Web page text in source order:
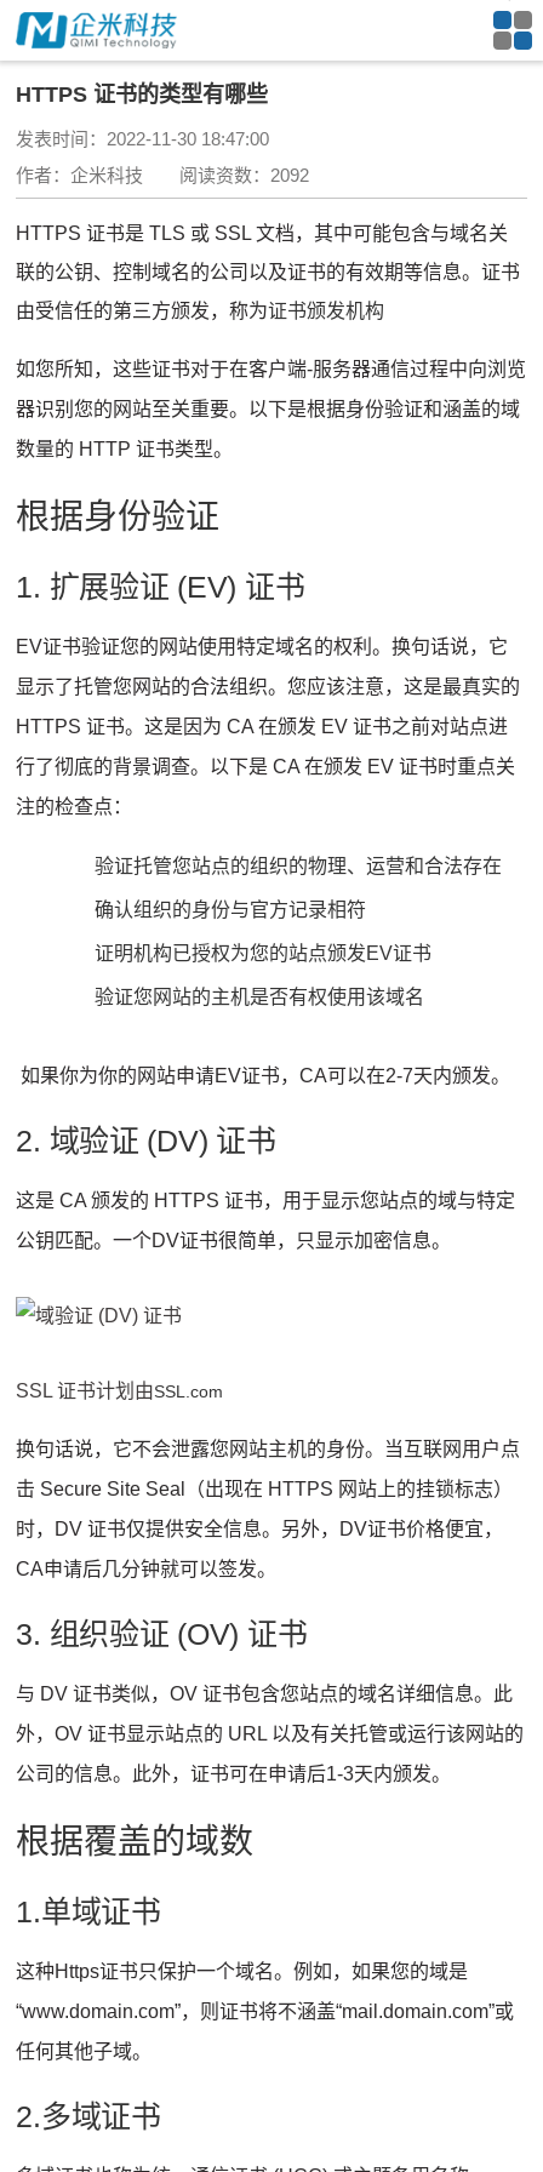
HTTPS 证书的类型有哪些
发表时间：2022-11-30 18:47:00
作者：企米科技 阅读资数：2092
HTTPS 证书是 TLS 或 SSL 文档，其中可能包含与域名关
联的公钥、控制域名的公司以及证书的有效期等信息。证书
由受信任的第三方颁发，称为证书颁发机构
如您所知，这些证书对于在客户端-服务器通信过程中向浏览
器识别您的网站至关重要。以下是根据身份验证和涵盖的域
数量的 HTTP 证书类型。
根据身份验证
1. 扩展验证 (EV) 证书
EV证书验证您的网站使用特定域名的权利。换句话说，它
显示了托管您网站的合法组织。您应该注意，这是最真实的
HTTPS 证书。这是因为 CA 在颁发 EV 证书之前对站点进
行了彻底的背景调查。以下是 CA 在颁发 EV 证书时重点关
注的检查点：
验证托管您站点的组织的物理、运营和合法存在
确认组织的身份与官方记录相符
证明机构已授权为您的站点颁发EV证书
验证您网站的主机是否有权使用该域名
如果你为你的网站申请EV证书，CA可以在2-7天内颁发。
2. 域验证 (DV) 证书
这是 CA 颁发的 HTTPS 证书，用于显示您站点的域与特定
公钥匹配。一个DV证书很简单，只显示加密信息。
SSL 证书计划由SSL.com
换句话说，它不会泄露您网站主机的身份。当互联网用户点
击 Secure Site Seal（出现在 HTTPS 网站上的挂锁标志）
时，DV 证书仅提供安全信息。另外，DV证书价格便宜，
CA申请后几分钟就可以签发。
3. 组织验证 (OV) 证书
与 DV 证书类似，OV 证书包含您站点的域名详细信息。此
外，OV 证书显示站点的 URL 以及有关托管或运行该网站的
公司的信息。此外，证书可在申请后1-3天内颁发。
根据覆盖的域数
1.单域证书
这种Https证书只保护一个域名。例如，如果您的域是
“www.domain.com”，则证书将不涵盖“mail.domain.com”或
任何其他子域。
2.多域证书